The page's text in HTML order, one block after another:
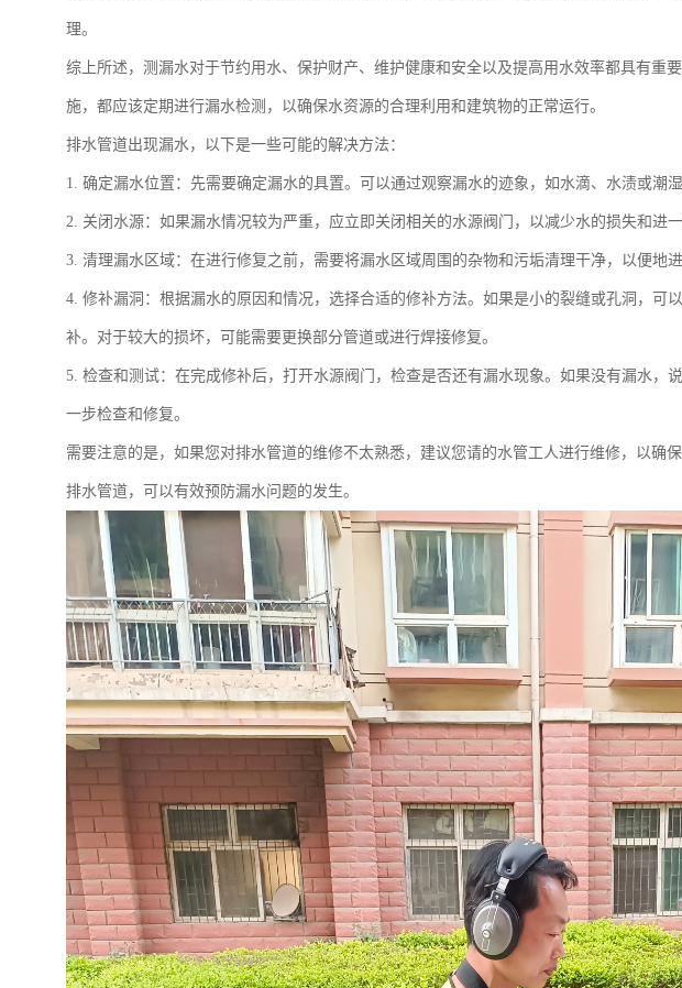
理。
综上所述，测漏水对于节约用水、保护财产、维护健康和安全以及提高用水效率都具有重
施，都应该定期进行漏水检测，以确保水资源的合理利用和建筑物的正常运行。
排水管道出现漏水，以下是一些可能的解决方法：
1. 确定漏水位置：先需要确定漏水的具置。可以通过观察漏水的迹象，如水滴、水渍或潮
2. 关闭水源：如果漏水情况较为严重，应立即关闭相关的水源阀门，以减少水的损失和进一
3. 清理漏水区域：在进行修复之前，需要将漏水区域周围的杂物和污垢清理干净，以便地进
4. 修补漏洞：根据漏水的原因和情况，选择合适的修补方法。如果是小的裂缝或孔洞，可
补。对于较大的损坏，可能需要更换部分管道或进行焊接修复。
5. 检查和测试：在完成修补后，打开水源阀门，检查是否还有漏水现象。如果没有漏水，
一步检查和修复。
需要注意的是，如果您对排水管道的维修不太熟悉，建议您请的水管工人进行维修，以确
排水管道，可以有效预防漏水问题的发生。